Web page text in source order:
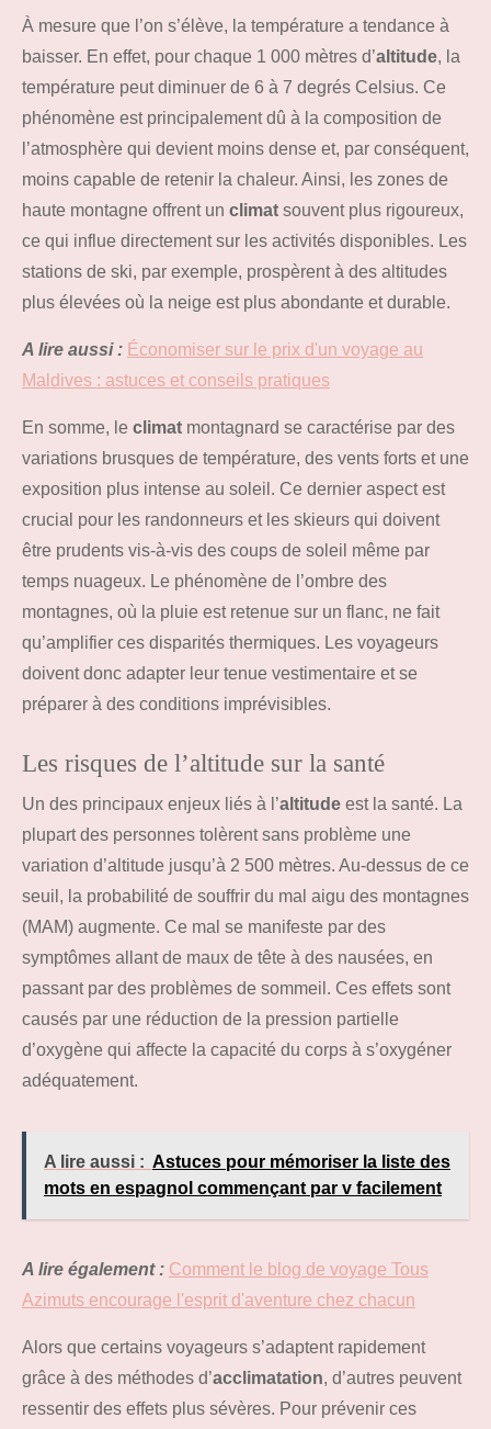
À mesure que l’on s’élève, la température a tendance à
baisser. En effet, pour chaque 1 000 mètres d’altitude, la
température peut diminuer de 6 à 7 degrés Celsius. Ce
phénomène est principalement dû à la composition de
l’atmosphère qui devient moins dense et, par conséquent,
moins capable de retenir la chaleur. Ainsi, les zones de
haute montagne offrent un climat souvent plus rigoureux,
ce qui influe directement sur les activités disponibles. Les
stations de ski, par exemple, prospèrent à des altitudes
plus élevées où la neige est plus abondante et durable.
A lire aussi : Économiser sur le prix d'un voyage au
Maldives : astuces et conseils pratiques
En somme, le climat montagnard se caractérise par des
variations brusques de température, des vents forts et une
exposition plus intense au soleil. Ce dernier aspect est
crucial pour les randonneurs et les skieurs qui doivent
être prudents vis-à-vis des coups de soleil même par
temps nuageux. Le phénomène de l’ombre des
montagnes, où la pluie est retenue sur un flanc, ne fait
qu’amplifier ces disparités thermiques. Les voyageurs
doivent donc adapter leur tenue vestimentaire et se
préparer à des conditions imprévisibles.
Les risques de l’altitude sur la santé
Un des principaux enjeux liés à l’altitude est la santé. La
plupart des personnes tolèrent sans problème une
variation d’altitude jusqu’à 2 500 mètres. Au-dessus de ce
seuil, la probabilité de souffrir du mal aigu des montagnes
(MAM) augmente. Ce mal se manifeste par des
symptômes allant de maux de tête à des nausées, en
passant par des problèmes de sommeil. Ces effets sont
causés par une réduction de la pression partielle
d’oxygène qui affecte la capacité du corps à s’oxygéner
adéquatement.
A lire aussi : Astuces pour mémoriser la liste des
mots en espagnol commençant par v facilement
A lire également : Comment le blog de voyage Tous
Azimuts encourage l'esprit d'aventure chez chacun
Alors que certains voyageurs s’adaptent rapidement
grâce à des méthodes d’acclimatation, d’autres peuvent
ressentir des effets plus sévères. Pour prévenir ces